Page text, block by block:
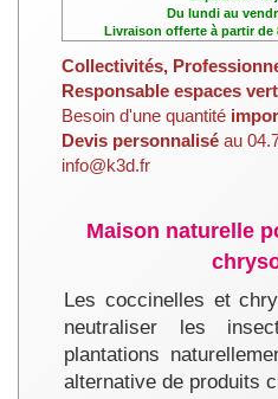
Du lundi au
Livraison offerte à partir de
Collectivités,
Responsable espaces
Besoin d'une quantité
Devis personnalisé au
info@k3d.fr
Maison naturelle
Les coccinelles et
neutraliser les
plantations
alternative de produits